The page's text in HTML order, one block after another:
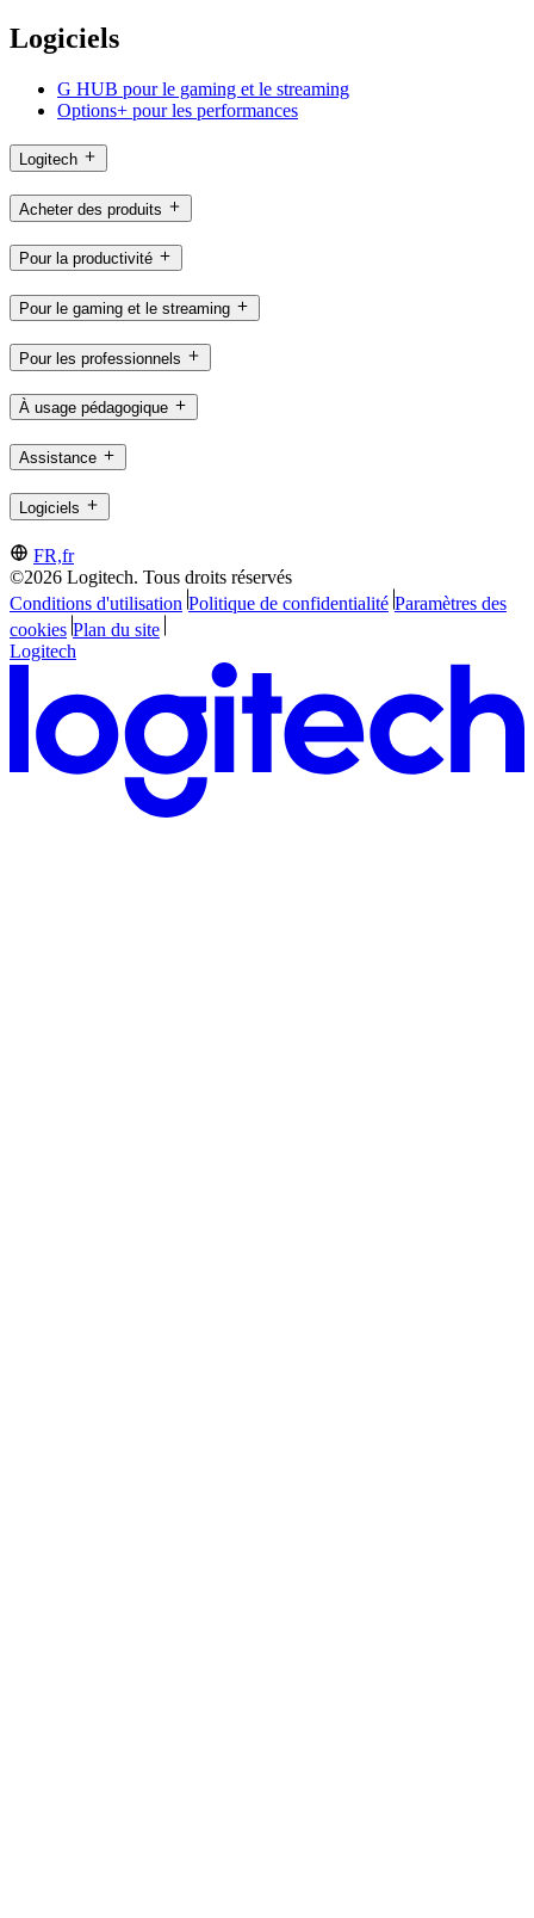
Logiciels
G HUB pour le gaming et le streaming
Options+ pour les performances
Logitech
Acheter des produits
Pour la productivité
Pour le gaming et le streaming
Pour les professionnels
À usage pédagogique
Assistance
Logiciels
FR,fr
©2026 Logitech. Tous droits réservés
Conditions d'utilisation Politique de confidentialité Paramètres des
cookies Plan du site
Logitech